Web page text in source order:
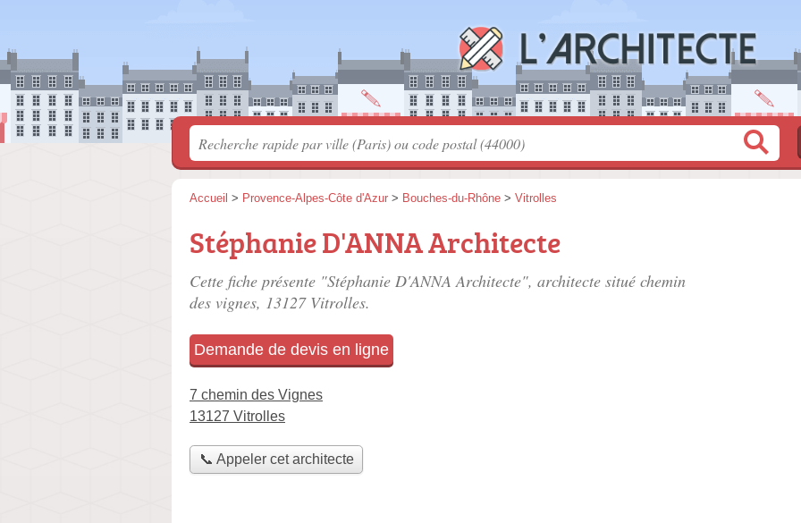
Accueil > Provence-Alpes-Côte d'Azur > Bouches-du-Rhône > Vitrolles
Stéphanie D'ANNA Architecte
Cette fiche présente "Stéphanie D'ANNA Architecte", architecte situé chemin
des vignes, 13127 Vitrolles.
Demande de devis en ligne
7 chemin des Vignes
13127 Vitrolles
📞 Appeler cet architecte